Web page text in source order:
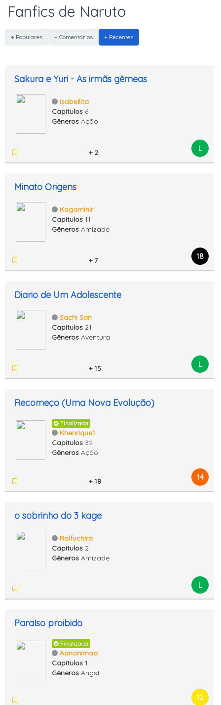
Fanfics de Naruto
+ Populares + Comentários + Recentes
Sakura e Yuri - As irmãs gêmeas
Isabellita
Capitulos 6
Gêneros Ação
+ 2 L
Minato Origens
Kagaminir
Capitulos 11
Gêneros Amizade
+ 7 18
Diario de Um Adolescente
Sachi San
Capitulos 21
Gêneros Aventura
+ 15 L
Recomeço (Uma Nova Evolução)
Finalizada
Khenrique1
Capitulos 32
Gêneros Ação
+ 18 14
o sobrinho do 3 kage
Ralfuchira
Capitulos 2
Gêneros Amizade
L
Paraíso proibido
Finalizada
Aanonimaa
Capitulos 1
Gêneros Angst
12